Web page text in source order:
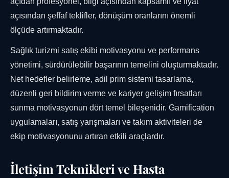
açısından şeffaf teklifler, dönüşüm oranlarını önemli
ölçüde artırmaktadır.
Sağlık turizmi satış ekibi motivasyonu ve performans
yönetimi, sürdürülebilir başarının temelini oluşturmaktadır.
Net hedefler belirleme, adil prim sistemi tasarlama,
düzenli geri bildirim verme ve kariyer gelişim fırsatları
sunma motivasyonun dört temel bileşenidir. Gamification
uygulamaları, satış yarışmaları ve takım aktiviteleri de
ekip motivasyonunu artıran etkili araçlardır.
İletişim Teknikleri ve Hasta